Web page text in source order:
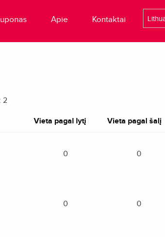
Apie Kontaktai
2
Vieta pagal lytį Vieta pagal šalį
0 0
0 0